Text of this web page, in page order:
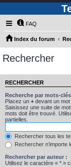
FAQ
Index du forum
Rechercher
RECHERCHER
Recherche par mots-
Placez un + devant un
Saisissez une suite de
mots doit être trouvé.
partielles.
Rechercher tous les
Rechercher n’importe
Rechercher par auteur :
Utilisez le caractère « * »